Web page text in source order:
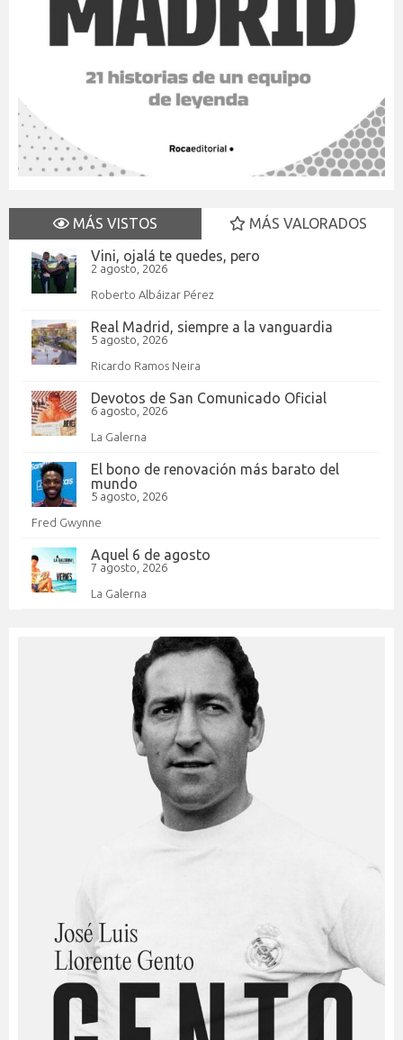
MÁS VISTOS
MÁS VALORADOS
Vini, ojalá te quedes, pero
2 agosto, 2026
Roberto Albáizar Pérez
Real Madrid, siempre a la vanguardia
5 agosto, 2026
Ricardo Ramos Neira
Devotos de San Comunicado Oficial
6 agosto, 2026
La Galerna
El bono de renovación más barato del
mundo
5 agosto, 2026
Fred Gwynne
Aquel 6 de agosto
7 agosto, 2026
La Galerna